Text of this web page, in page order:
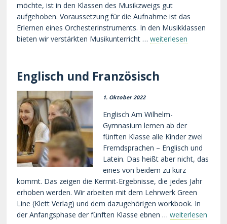
möchte, ist in den Klassen des Musikzweigs gut
aufgehoben. Voraussetzung für die Aufnahme ist das
Erlernen eines Orchesterinstruments. In den Musikklassen
bieten wir verstärkten Musikunterricht …weiterlesen
Englisch und Französisch
1. Oktober 2022
Englisch Am Wilhelm-
Gymnasium lernen ab der
fünften Klasse alle Kinder zwei
Fremdsprachen – Englisch und
Latein. Das heißt aber nicht, das
eines von beidem zu kurz
kommt. Das zeigen die Kermit-Ergebnisse, die jedes Jahr
erhoben werden. Wir arbeiten mit dem Lehrwerk Green
Line (Klett Verlag) und dem dazugehörigen workbook. In
der Anfangsphase der fünften Klasse ebnen …weiterlesen